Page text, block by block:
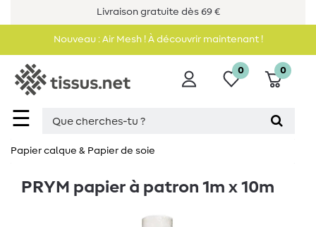
Livraison gratuite dès 69 €
Nouveau : Air Mesh ! À découvrir maintenant !
☰
0 0
Papier calque & Papier de soie
PRYM papier à patron 1m x 10m